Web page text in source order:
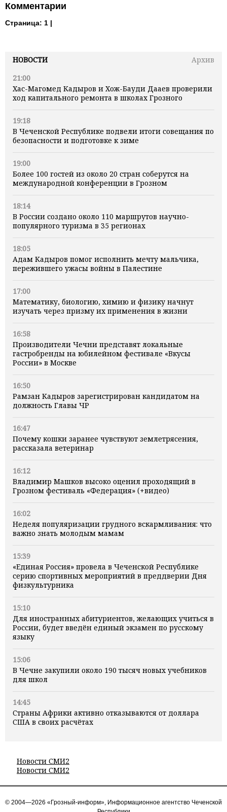
НОВОСТИ
Архив
21:00
Хас-Магомед Кадыров и Хож-Бауди Дааев проверили
ход капитального ремонта в школах Грозного
19:18
В Чеченской Республике подвели итоги совещания по
безопасности и подготовке к зиме
19:00
Более 100 гостей из около 20 стран соберутся на
международной конференции в Грозном
18:14
В России создано около 110 маршрутов научно-
популярного туризма в 35 регионах
18:05
Адам Кадыров помог исполнить мечту мальчика,
пережившего ужасы войны в Палестине
17:00
Математику, биологию, химию и физику начнут
изучать через призму их применения в жизни
16:58
Производители Чечни представят локальные
гастробренды на юбилейном фестивале «Вкусы
России» в Москве
16:50
Рамзан Кадыров зарегистрирован кандидатом на
должность Главы ЧР
16:47
Почему кошки заранее чувствуют землетрясения,
рассказала ветеринар
16:12
Владимир Машков высоко оценил проходящий в
Грозном фестиваль «Федерация» (+видео)
16:02
Неделя популяризации грудного вскармливания: что
важно знать молодым мамам
15:39
«Единая Россия» провела в Чеченской Республике
серию спортивных мероприятий в преддверии Дня
физкультурника
15:10
Для иностранных абитуриентов, желающих учиться в
России, будет введён единый экзамен по русскому
языку
15:06
В Чечне закупили около 190 тысяч новых учебников
для школ
14:45
Страны Африки активно отказываются от доллара
США в своих расчётах
Новости СМИ2
Новости СМИ2
Комментарии
Страница: 1 |
© 2004—2026 «Грозный-информ», Информационное агентство Чеченской